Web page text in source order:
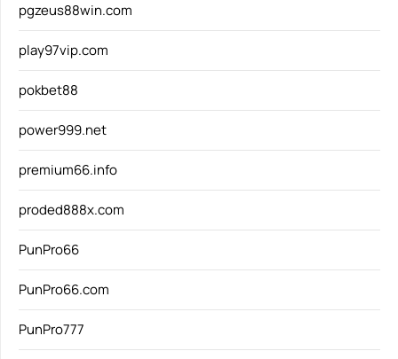
pgzeus88win.com
play97vip.com
pokbet88
power999.net
premium66.info
proded888x.com
PunPro66
PunPro66.com
PunPro777